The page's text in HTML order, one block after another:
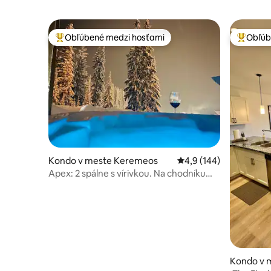
Najobľúbenejšie medzi hosťami
Obľúbené medzi hosťami
Kondo v meste Keremeos Priemerné
4,9 (144)
Apex: 2 spálne s vírivkou. Na chodníku
Kondo v